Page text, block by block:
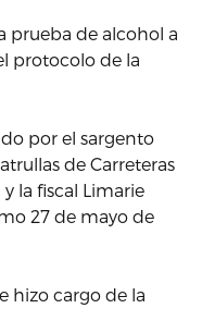
prueba de alcohol a
protocolo de la
por el sargento
de Carreteras
la fiscal Limarie
27 de mayo de
hizo cargo de la